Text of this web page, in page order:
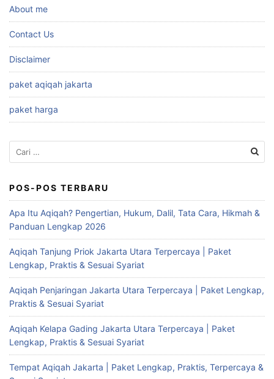
About me
Contact Us
Disclaimer
paket aqiqah jakarta
paket harga
Cari
untuk:
POS-POS TERBARU
Apa Itu Aqiqah? Pengertian, Hukum, Dalil, Tata Cara, Hikmah &
Panduan Lengkap 2026
Aqiqah Tanjung Priok Jakarta Utara Terpercaya | Paket
Lengkap, Praktis & Sesuai Syariat
Aqiqah Penjaringan Jakarta Utara Terpercaya | Paket Lengkap,
Praktis & Sesuai Syariat
Aqiqah Kelapa Gading Jakarta Utara Terpercaya | Paket
Lengkap, Praktis & Sesuai Syariat
Tempat Aqiqah Jakarta | Paket Lengkap, Praktis, Terpercaya &